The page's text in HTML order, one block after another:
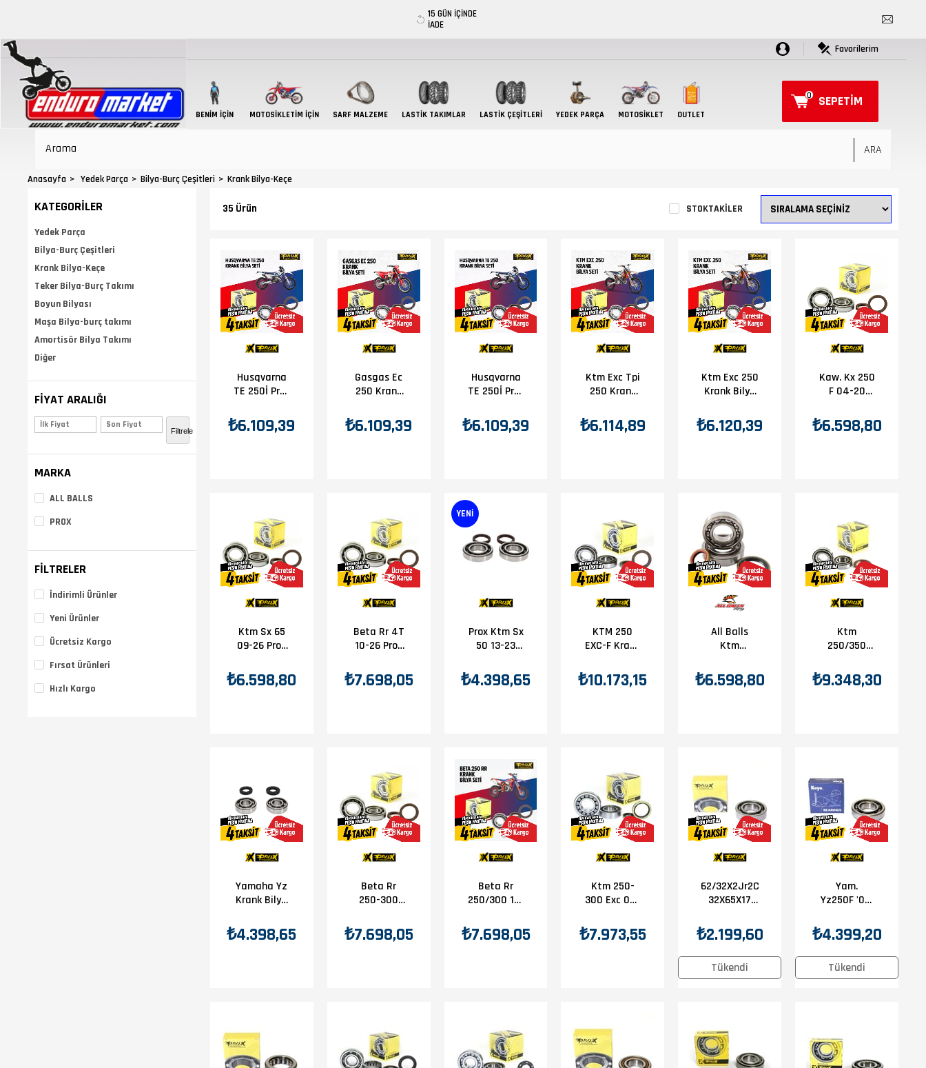
15 GÜN İÇİNDE
İADE
Favorilerim
BENIM İÇIN MOTOSIKLETIM İÇIN SARF MALZEME LASTIK TAKIMLAR LASTİK ÇEŞİTLERİ YEDEK PARÇA MOTOSIKLET OUTLET
SEPETIM
0
Anasayfa Yedek Parça Bilya-Burç Çeşitleri Krank Bilya-Keçe
KATEGORILER
Yedek Parça
Bilya-Burç Çeşitleri
Krank Bilya-Keçe
Teker Bilya-Burç Takımı
Boyun Bilyası
Maşa Bilya-burç takımı
Amortisör Bilya Takımı
Diğer
FIYAT ARALIĞI
Filtrele ₺1.957,00 - ₺10.559,00
MARKA
ALL BALLS
PROX
FILTRELER
İndirimli Ürünler
Yeni Ürünler
Ücretsiz Kargo
Fırsat Ürünleri
Hızlı Kargo
STOKTAKILER
35 Ürün
Husqvarna
TE 250İ Prox
Seti
₺6.109,39
Gasgas Ec
250 Krank
₺6.109,39
Husqvarna
TE 250İ Prox
Seti
₺6.109,39
Ktm Exc Tpi
250 Krank
₺6.114,89
Ktm Exc 250
Krank Bilya
₺6.120,39
Kaw. Kx 250
F 04-20
Bilya Keçe
Seti
₺6.598,80
Ktm Sx 65
09-26 Prox
Keçe Seti
₺6.598,80
Beta Rr 4T
10-26 Prox
Keçe Seti
₺7.698,05
Prox Ktm Sx
50 13-23
Keçe Seti
₺4.398,65
YENI
KTM 250
EXC-F Krank
Seti
₺10.173,15
All Balls
Ktm
04-20
Krank Bilya
₺6.598,80
Ktm
250/350
Prox Krank
Bilya Keçe
₺9.348,30
Yamaha Yz
Krank Bilya
₺4.398,65
Beta Rr
250-300
Keçe Seti
₺7.698,05
Beta Rr
250/300 13-
Krank Bilya
Keçe Seti
₺7.698,05
Ktm 250-
300 Exc 04-
Bilya Keçe
Seti
₺7.973,55
Tükendi
62/32X2Jr2Cs36
32X65X17
Bilyası
₺2.199,60
Tükendi
Yam.
Yz250F '01-
30X64X16
Prox Krank
Bilyası
₺4.399,20